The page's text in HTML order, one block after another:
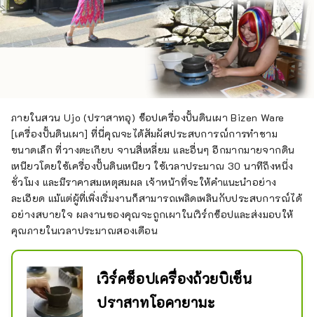
ภายในสวน Ujo (ปราสาทอุ) ช็อปเครื่องปั้นดินเผา Bizen Ware
[เครื่องปั้นดินเผา] ที่นี่คุณจะได้สัมผัสประสบการณ์การทำชาม
ขนาดเล็ก ที่วางตะเกียบ จานสี่เหลี่ยม และอื่นๆ อีกมากมายจากดิน
เหนียวโดยใช้เครื่องปั้นดินเหนียว ใช้เวลาประมาณ 30 นาทีถึงหนึ่ง
ชั่วโมง และมีราคาสมเหตุสมผล เจ้าหน้าที่จะให้คำแนะนำอย่าง
ละเอียด แม้แต่ผู้ที่เพิ่งเริ่มงานก็สามารถเพลิดเพลินกับประสบการณ์ได้
อย่างสบายใจ ผลงานของคุณจะถูกเผาในเวิร์กช็อปและส่งมอบให้
คุณภายในเวลาประมาณสองเดือน
เวิร์คช็อปเครื่องถ้วยบิเซ็น
ปราสาทโอคายามะ